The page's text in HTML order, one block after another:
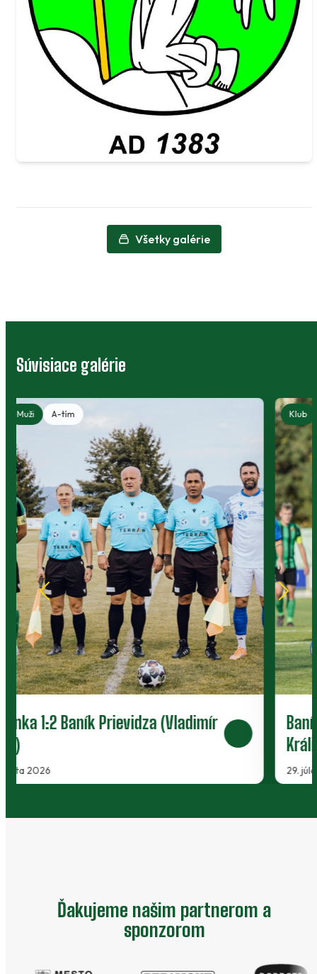
Všetky galérie
Súvisiace galérie
Klub Muži
Baník Prievidza 2:1 Martin (Vladimír
29. júla 2026
Ďakujeme našim partnerom a
sponzorom